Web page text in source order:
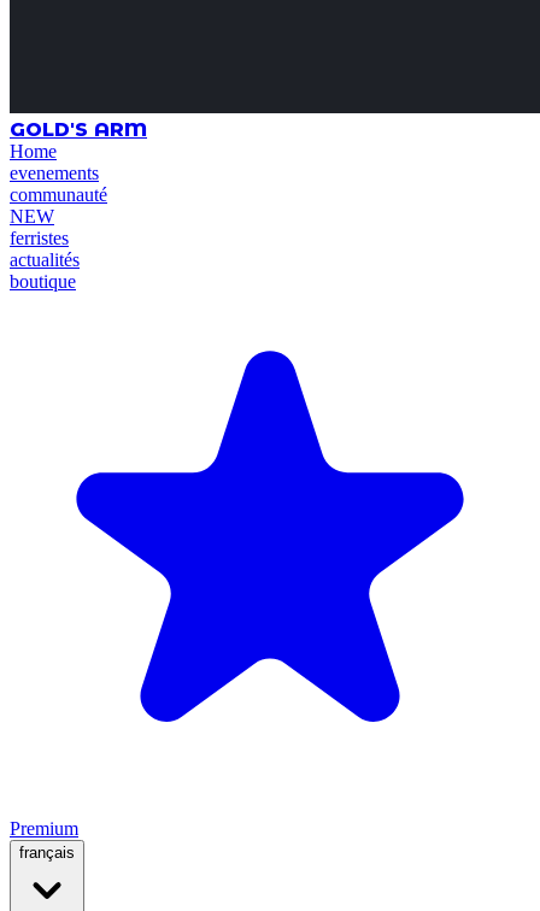
GOLD'S ARM
Home
evenements
communauté
NEW
ferristes
actualités
boutique
Premium
français